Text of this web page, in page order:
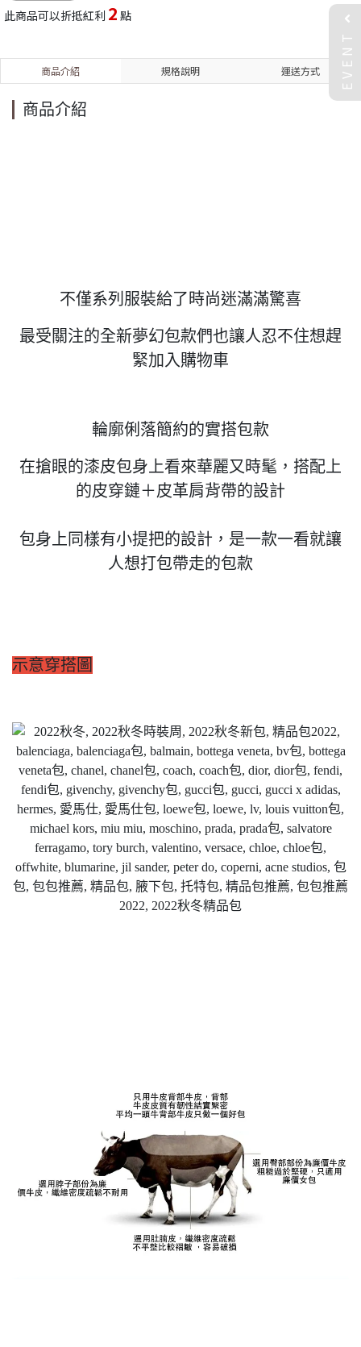
此商品可以折抵紅利 2 點
商品介紹 規格說明 運送方式
商品介紹
不僅系列服裝給了時尚迷滿滿驚喜
最受關注的全新夢幻包款們也讓人忍不住想趕
緊加入購物車
輪廓俐落簡約的實搭包款
在搶眼的漆皮包身上看來華麗又時髦，搭配上
的皮穿鏈＋皮革肩背帶的設計
包身上同樣有小提把的設計，是一款一看就讓
人想打包帶走的包款
示意穿搭圖
EVENT